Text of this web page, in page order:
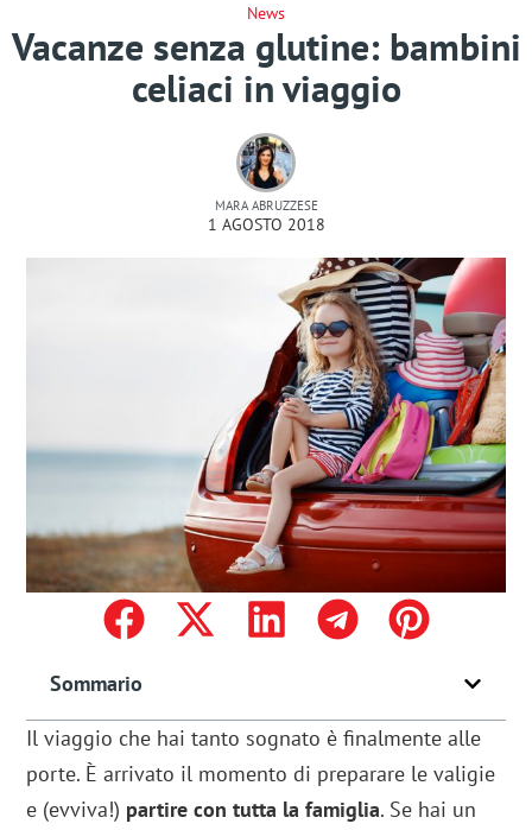
News
Vacanze senza glutine: bambini
celiaci in viaggio
MARA ABRUZZESE
1 AGOSTO 2018
Sommario
Il viaggio che hai tanto sognato è finalmente alle
porte. È arrivato il momento di preparare le valigie
e (evviva!) partire con tutta la famiglia. Se hai un